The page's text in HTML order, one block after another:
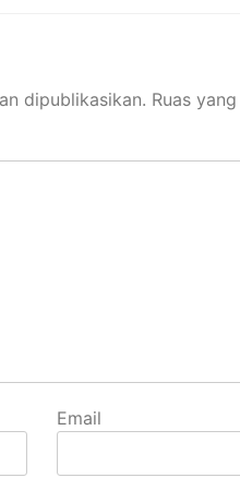
dipublikasikan. Ruas
Email